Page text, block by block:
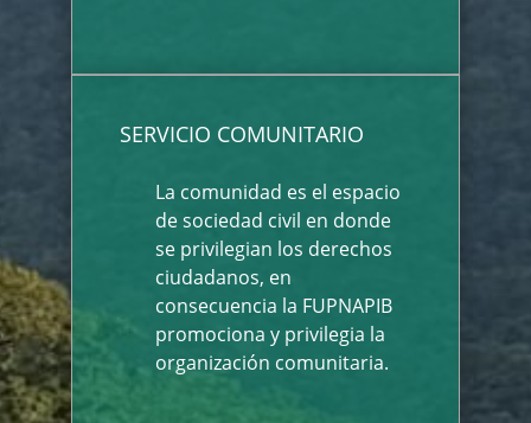
SERVICIO COMUNITARIO
La comunidad es el espacio
de sociedad civil en donde
se privilegian los derechos
ciudadanos, en
consecuencia la FUPNAPIB
promociona y privilegia la
organización comunitaria.